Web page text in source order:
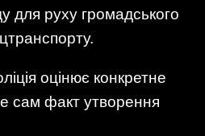
для руху громадського
оцінює конкретне
сам факт утворення